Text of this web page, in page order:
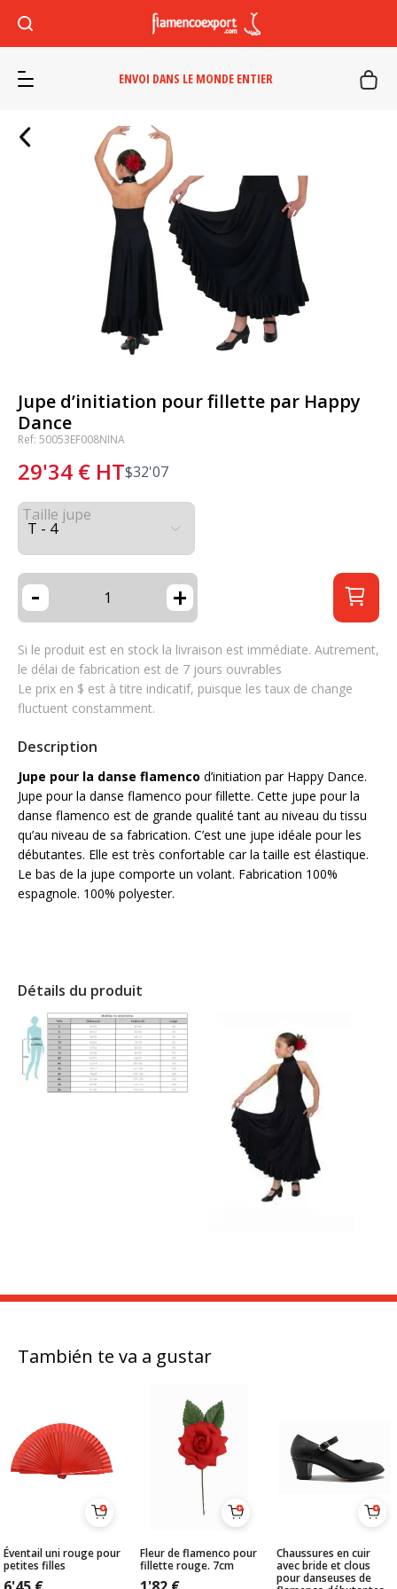
ENVOI DANS LE MONDE ENTIER
Jupe d’initiation pour fillette par Happy
Dance
Ref: 50053EF008NINA
29'34 € HT$32'07
Taille jupe
- +
Si le produit est en stock la livraison est immédiate. Autrement,
le délai de fabrication est de 7 jours ouvrables
Le prix en $ est à titre indicatif, puisque les taux de change
fluctuent constamment.
Description
Jupe pour la danse flamenco d’initiation par Happy Dance.
Jupe pour la danse flamenco pour fillette. Cette jupe pour la
danse flamenco est de grande qualité tant au niveau du tissu
qu’au niveau de sa fabrication. C’est une jupe idéale pour les
débutantes. Elle est très confortable car la taille est élastique.
Le bas de la jupe comporte un volant. Fabrication 100%
espagnole. 100% polyester.
Détails du produit
También te va a gustar
Éventail uni rouge pour
petites filles
Fleur de flamenco pour
fillette rouge. 7cm
Chaussures en cuir
avec bride et clous
pour danseuses de